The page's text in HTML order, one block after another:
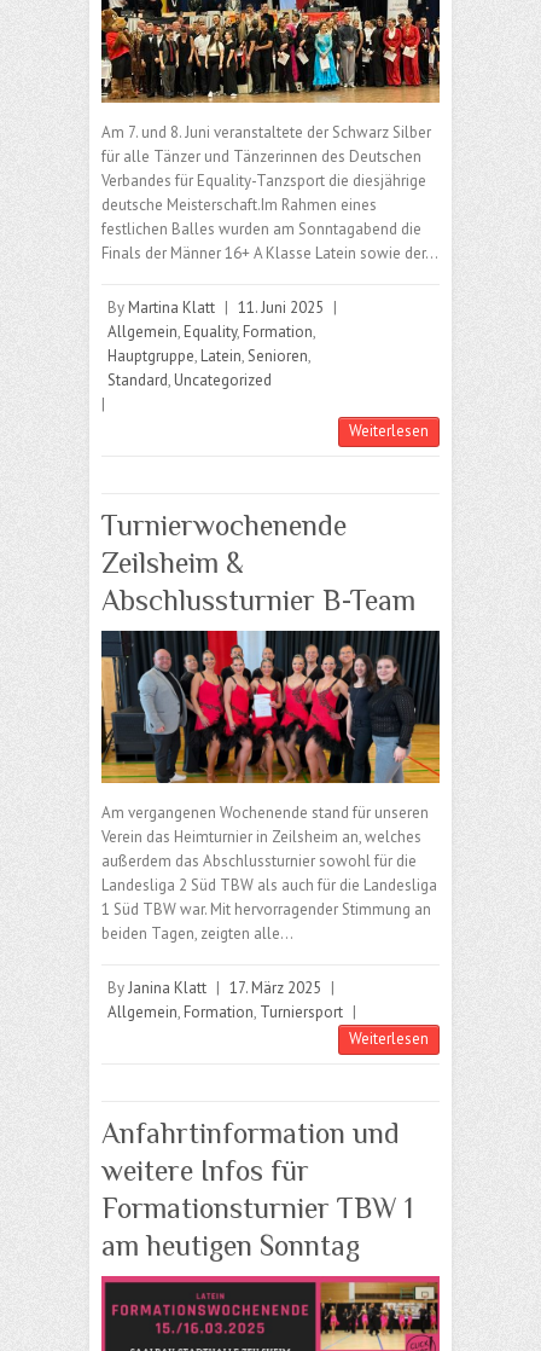
Am 7. und 8. Juni veranstaltete der Schwarz Silber
für alle Tänzer und Tänzerinnen des Deutschen
Verbandes für Equality-Tanzsport die diesjährige
deutsche Meisterschaft.Im Rahmen eines
festlichen Balles wurden am Sonntagabend die
Finals der Männer 16+ A Klasse Latein sowie der…
By Martina Klatt | 11. Juni 2025 |
Allgemein, Equality, Formation,
Hauptgruppe, Latein,Senioren,
Standard, Uncategorized
|
Weiterlesen
Turnierwochenende
Zeilsheim &
Abschlussturnier B-Team
Am vergangenen Wochenende stand für unseren
Verein das Heimturnier in Zeilsheim an, welches
außerdem das Abschlussturnier sowohl für die
Landesliga 2 Süd TBW als auch für die Landesliga
1 Süd TBW war. Mit hervorragender Stimmung an
beiden Tagen, zeigten alle…
ByJanina Klatt | 17. März 2025 |
Allgemein, Formation, Turniersport |
Weiterlesen
Anfahrtinformation und
weitere Infos für
Formationsturnier TBW 1
am heutigen Sonntag